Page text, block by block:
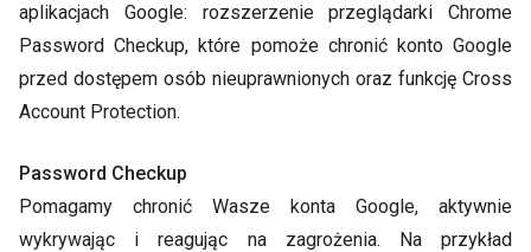
aplikacjach Google: rozszerzenie przeglądarki Chrome
Password Checkup, które pomoże chronić konto Google
przed dostępem osób nieuprawnionych oraz funkcję Cross
Account Protection.
Password Checkup
Pomagamy chronić Wasze konta Google, aktywnie
wykrywając i reagując na zagrożenia. Na przykład